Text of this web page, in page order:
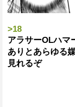
>18
アラサーOLハマ
ありとあらゆる
見れるぞ